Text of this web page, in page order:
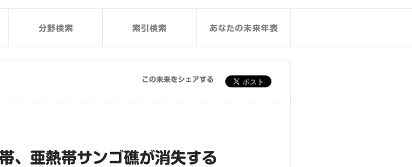
この未来をシェアする
、亜熱帯サンゴ礁が消失する